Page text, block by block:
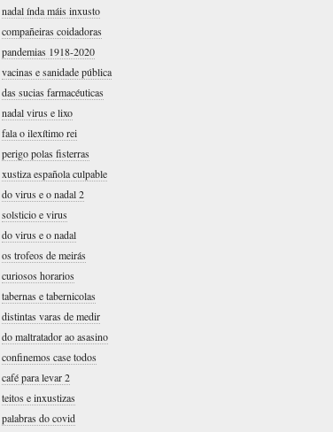
nadal índa máis inxusto
compañeiras coidadoras
pandemias 1918-2020
vacinas e sanidade pública
das sucias farmacéuticas
nadal virus e lixo
fala o ilexítimo rei
perigo polas fisterras
xustiza española culpable
do virus e o nadal 2
solsticio e virus
do virus e o nadal
os trofeos de meirás
curiosos horarios
tabernas e tabernicolas
distintas varas de medir
do maltratador ao asasino
confinemos case todos
café para levar 2
teitos e inxustizas
palabras do covid